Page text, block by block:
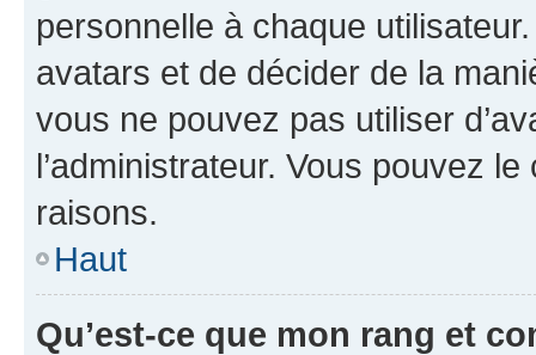
personnelle à chaque utilisateur.
avatars et de décider de la
vous ne pouvez pas utiliser
l’administrateur. Vous pouvez
raisons.
Haut
Qu’est-ce que mon rang et